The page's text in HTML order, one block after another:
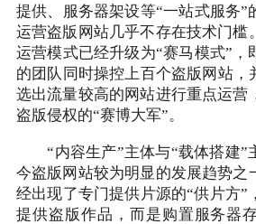
提供、服务器架设等“一站式服务”
运营盗版网站几乎不存在技术门槛
运营模式已经升级为“赛马模式”，
的团队同时操控上百个盗版网站，
选出流量较高的网站进行重点运营
盗版侵权的“赛博大军”。
“内容生产”主体与“载体搭建”
今盗版网站较为明显的发展趋势之
经出现了专门提供片源的“供片方”
提供盗版作品，而是购置服务器